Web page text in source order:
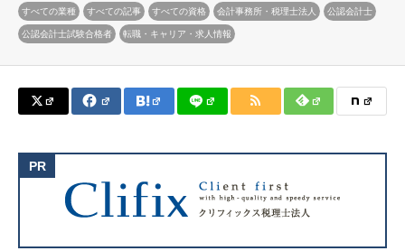
すべての業種 すべての記事 すべての資格 会計事務所・税理士法人 公認会計士
公認会計士試験合格者 転職・キャリア・求人情報